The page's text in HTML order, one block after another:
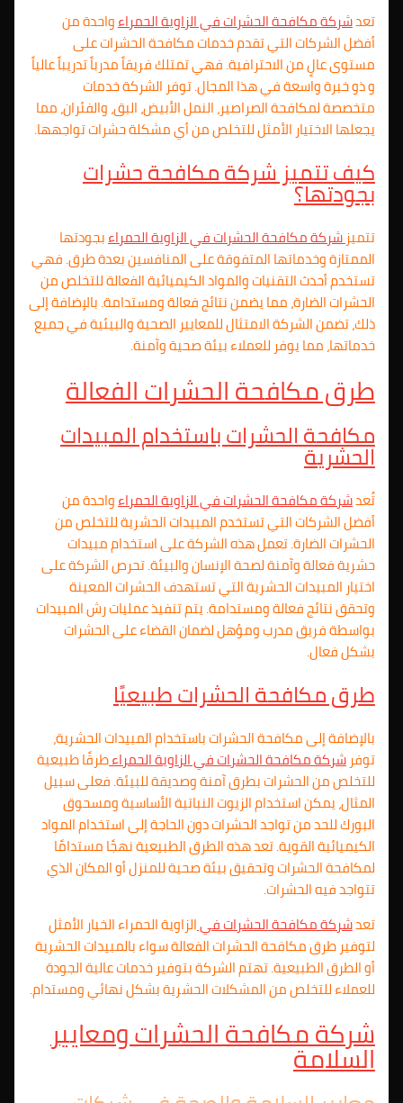
تعدشركة مكافحة الحشرات في الزاوية الحمراءواحدة من
أفضل الشركات التي تقدم خدمات مكافحة الحشرات على
مستوى عالٍ من الاحترافية. فهي تمتلك فريقاً مدرباً تدريباً عالياً
و ذو خبرة واسعة في هذا المجال. توفر الشركة خدمات
متخصصة لمكافحة الصراصير، النمل الأبيض، البق، والفئران، مما
يجعلها الاختيار الأمثل للتخلص من أي مشكلة حشرات تواجهها.
كيف تتميز شركة مكافحة حشرات
بجودتها؟
تتميزشركة مكافحة الحشرات في الزاوية الحمراءبجودتها
الممتازة وخدماتها المتفوقة على المنافسين بعدة طرق. فهي
تستخدم أحدث التقنيات والمواد الكيميائية الفعالة للتخلص من
الحشرات الضارة، مما يضمن نتائج فعالة ومستدامة. بالإضافة إلى
ذلك، تضمن الشركة الامتثال للمعايير الصحية والبيئية في جميع
خدماتها، مما يوفر للعملاء بيئة صحية وآمنة.
طرق مكافحة الحشرات الفعالة
مكافحة الحشرات باستخدام المبيدات
الحشرية
تُعدشركة مكافحة الحشرات في الزاوية الحمراءواحدة من
أفضل الشركات التي تستخدم المبيدات الحشرية للتخلص من
الحشرات الضارة. تعمل هذه الشركة على استخدام مبيدات
حشرية فعالة وآمنة لصحة الإنسان والبيئة. تحرص الشركة على
اختيار المبيدات الحشرية التي تستهدف الحشرات المعينة
وتحقق نتائج فعالة ومستدامة. يتم تنفيذ عمليات رش المبيدات
بواسطة فريق مدرب ومؤهل لضمان القضاء على الحشرات
بشكل فعال.
طرق مكافحة الحشرات طبيعيًا
بالإضافة إلى مكافحة الحشرات باستخدام المبيدات الحشرية،
توفرشركة مكافحة الحشرات في الزاوية الحمراءطرقًا طبيعية
للتخلص من الحشرات بطرق آمنة وصديقة للبيئة. فعلى سبيل
المثال، يمكن استخدام الزيوت النباتية الأساسية ومسحوق
البورك للحد من تواجد الحشرات دون الحاجة إلى استخدام المواد
الكيميائية القوية. تعد هذه الطرق الطبيعية نهجًا مستدامًا
لمكافحة الحشرات وتحقيق بيئة صحية للمنزل أو المكان الذي
تتواجد فيه الحشرات.
تعدشركة مكافحة الحشرات فيالزاوية الحمراء الخيار الأمثل
لتوفير طرق مكافحة الحشرات الفعالة سواء بالمبيدات الحشرية
أو الطرق الطبيعية. تهتم الشركة بتوفير خدمات عالية الجودة
للعملاء للتخلص من المشكلات الحشرية بشكل نهائي ومستدام.
شركة مكافحة الحشرات ومعايير
السلامة